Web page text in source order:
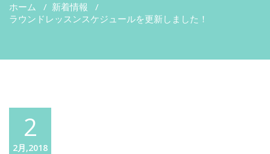
ホーム / 新着情報 /
ラウンドレッスンスケジュールを更新しました！
2
2月,2018